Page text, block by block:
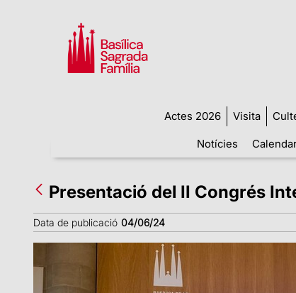
Actes 2026 Visita
Notícies
Presentació del II Congrés
Data de publicació 04/06/24